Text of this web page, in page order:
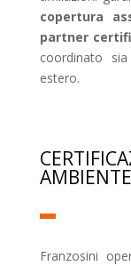
copertura
partner
coordinato
estero.
Franzosini